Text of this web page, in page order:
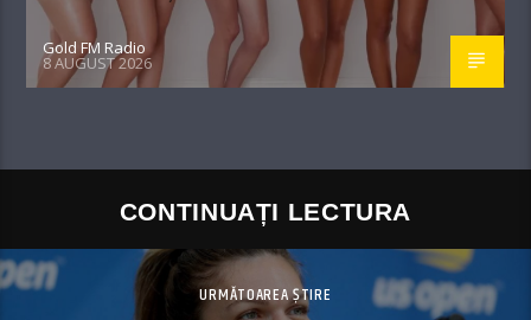
Gold FM Radio
8 AUGUST 2026
CONTINUAȚI LECTURA
URMĂTOAREA ȘTIRE